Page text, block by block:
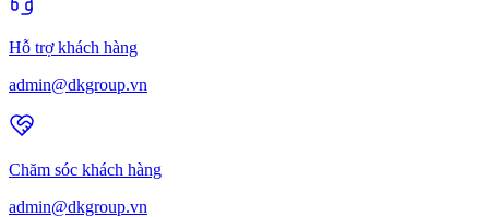
Hỗ trợ khách hàng
admin@dkgroup.vn
Chăm sóc khách hàng
admin@dkgroup.vn